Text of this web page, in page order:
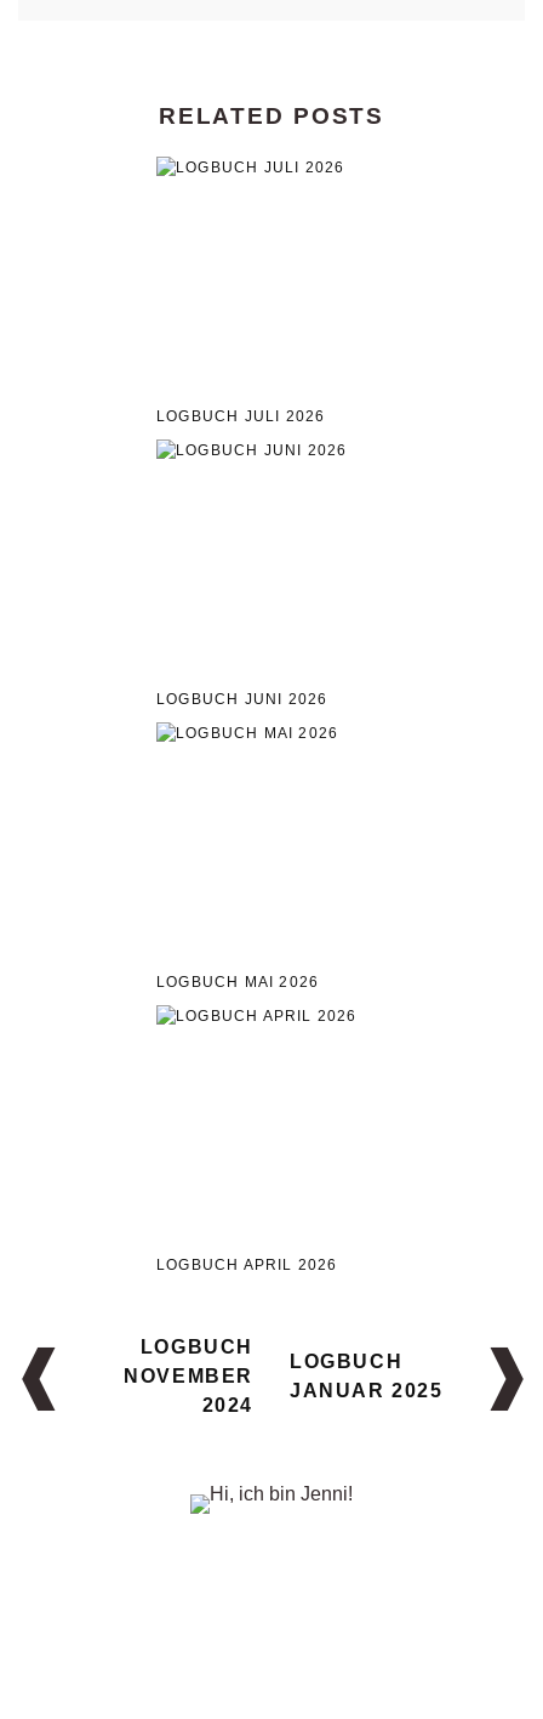
RELATED POSTS
LOGBUCH JULI 2026
LOGBUCH JUNI 2026
LOGBUCH MAI 2026
LOGBUCH APRIL 2026
LOGBUCH
NOVEMBER
2024
LOGBUCH
JANUAR 2025